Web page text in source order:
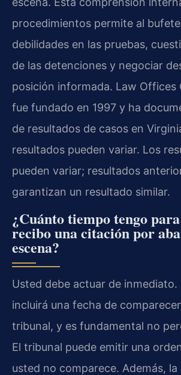
procedimientos permite al
debilidades en las pruebas,
de las detenciones y negociar
posición informada. Law Offices
fue fundado en 1997 y ha
de resultados de casos en
resultados pueden variar. Los
pueden variar; resultados
garantizan un resultado similar.
¿Cuánto tiempo tengo
recibo una citación por
escena?
Usted debe actuar de inmediato.
incluirá una fecha de
tribunal, y es fundamental no
El tribunal puede emitir una
usted no comparece. Además, la